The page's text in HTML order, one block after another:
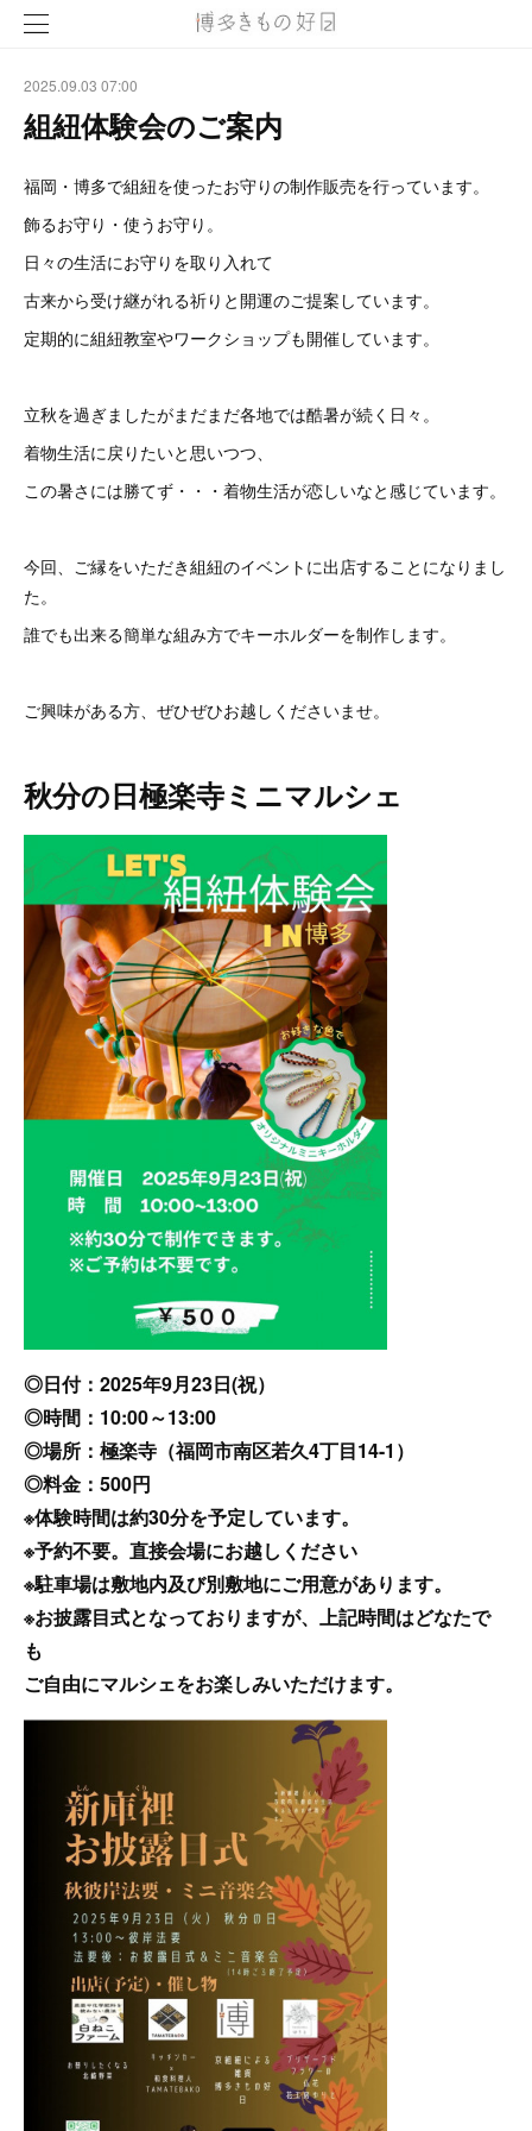
2025.09.03 07:00
組紐体験会のご案内
福岡・博多で組紐を使ったお守りの制作販売を行っています。
飾るお守り・使うお守り。
日々の生活にお守りを取り入れて
古来から受け継がれる祈りと開運のご提案しています。
定期的に組紐教室やワークショップも開催しています。
立秋を過ぎましたがまだまだ各地では酷暑が続く日々。
着物生活に戻りたいと思いつつ、
この暑さには勝てず・・・着物生活が恋しいなと感じています。
今回、ご縁をいただき組紐のイベントに出店することになりまし
た。
誰でも出来る簡単な組み方でキーホルダーを制作します。
ご興味がある方、ぜひぜひお越しくださいませ。
秋分の日極楽寺ミニマルシェ
◎日付：2025年9月23日(祝）
◎時間：10:00～13:00
◎場所：極楽寺（福岡市南区若久4丁目14-1）
◎料金：500円
※体験時間は約30分を予定しています。
※予約不要。直接会場にお越しください
※駐車場は敷地内及び別敷地にご用意があります。
※お披露目式となっておりますが、上記時間はどなたで
も
ご自由にマルシェをお楽しみいただけます。